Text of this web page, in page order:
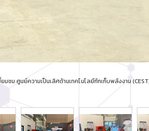
ม ศูนย์ความเป็นเลิศด้านเทคโนโลยีกักเก็บพลังงาน